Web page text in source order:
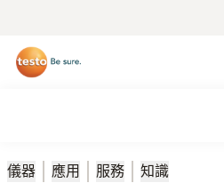
儀器 應用 服務 知識